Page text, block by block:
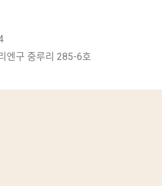
엔구 중루리 285-6호